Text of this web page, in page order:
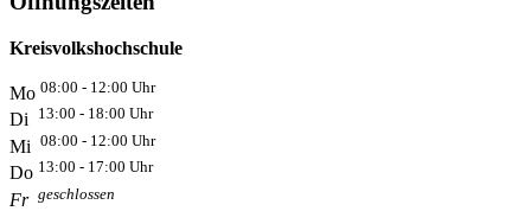
Kreisvolkshochschule
Mo 08:00 - 12:00 Uhr
Di 13:00 - 18:00 Uhr
Mi 08:00 - 12:00 Uhr
Do 13:00 - 17:00 Uhr
Fr geschlossen